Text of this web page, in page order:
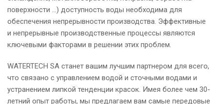
поверхности …) доступность воды необходима для
обеспечения непрерывности производства. Эффективные
и непрерывные производственные процессы являются
ключевыми факторами в решении этих проблем.
WATERTECH SA станет вашим лучшим партнером для всего,
что связано с управлением водой и сточными водами и
устранением липкой тенденции красок. Имея более чем 30-
летний опыт работы, мы предлагаем вам самые передовые